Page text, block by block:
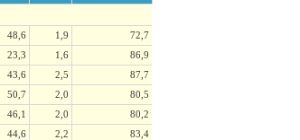
48,6 1,9
72,7
23,3 1,6
86,9
43,6 2,5
87,7
50,7 2,0
80,5
46,1 2,0
80,2
44,6 2,2
83,4